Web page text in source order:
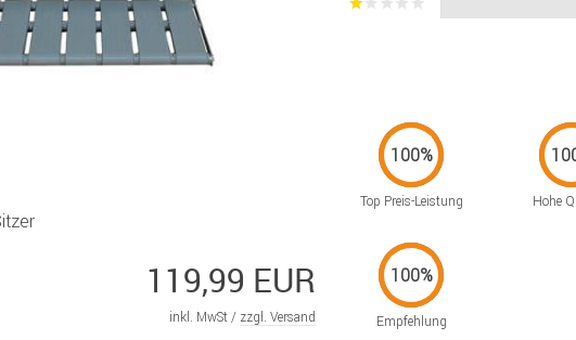
119,99 EUR
inkl. MwSt / zzgl. Versand
Top Preis-Leistung Hohe
Empfehlung